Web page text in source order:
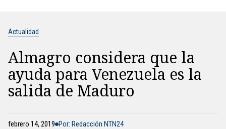
Actualidad
Almagro considera que la
ayuda para Venezuela es la
salida de Maduro
febrero 14, 2019 Por: Redacción NTN24